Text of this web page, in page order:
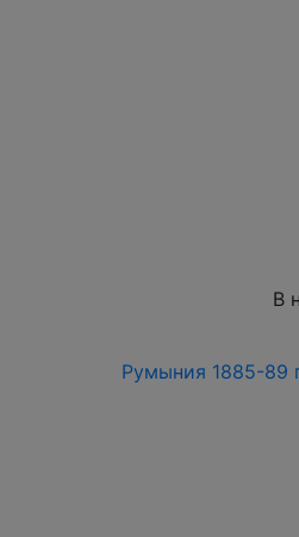
В
Румыния 1885-89